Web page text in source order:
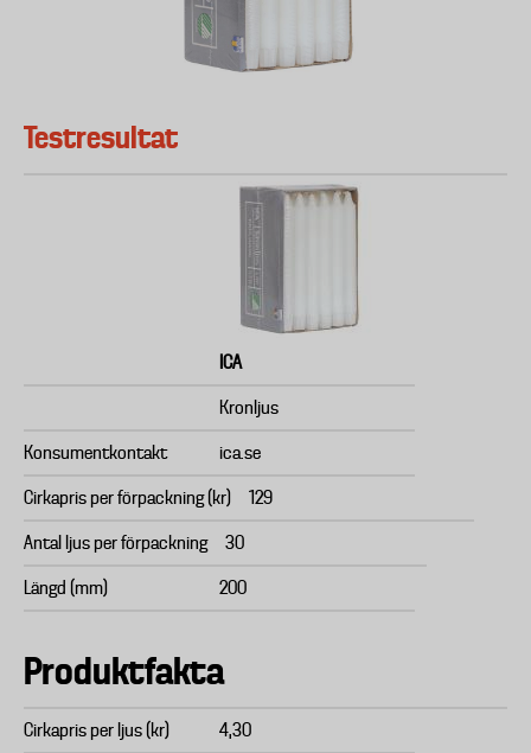
Testresultat
ICA
Kronljus
Konsumentkontakt ica.se
Cirkapris per förpackning (kr) 129
Antal ljus per förpackning 30
Längd (mm) 200
Produktfakta
Cirkapris per ljus (kr) 4,30